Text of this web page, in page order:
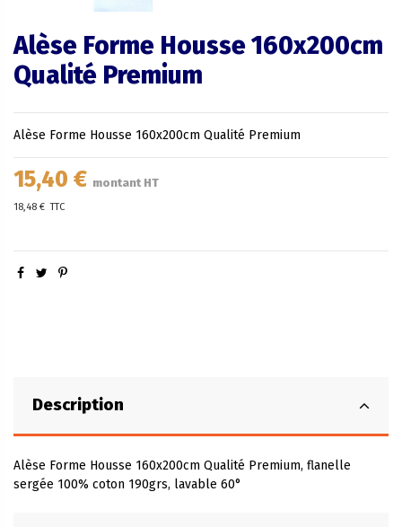
Alèse Forme Housse 160x200cm
Qualité Premium
Alèse Forme Housse 160x200cm Qualité Premium
15,40 € montant HT
18,48 € TTC
Description
Alèse Forme Housse 160x200cm Qualité Premium, flanelle
sergée 100% coton 190grs, lavable 60°